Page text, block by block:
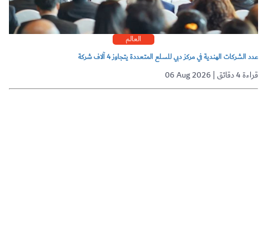
العالم
عدد الشركات الهندية في مركز دبي للسلع المتعددة يتجاوز 4 آلاف شركة
06 Aug 2026 | قراءة 4 دقائق